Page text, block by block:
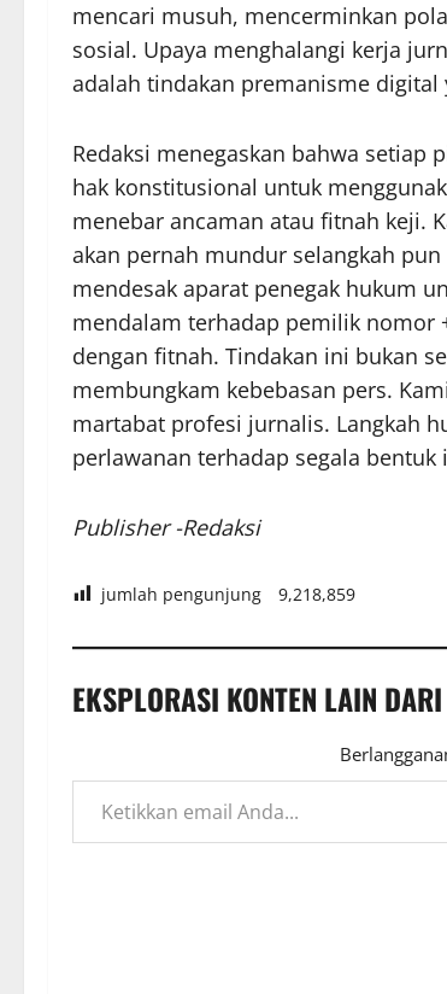
mencari musuh, mencerminkan
sosial. Upaya menghalangi kerja
adalah tindakan premanisme
Redaksi menegaskan bahwa setiap
hak konstitusional untuk
menebar ancaman atau fitnah keji.
akan pernah mundur selangkah
mendesak aparat penegak hukum
mendalam terhadap pemilik nomor
dengan fitnah. Tindakan ini bukan
membungkam kebebasan pers.
martabat profesi jurnalis. Langkah
perlawanan terhadap segala
Publisher -Redaksi
jumlah pengunjung 9,218,859
EKSPLORASI KONTEN LAIN
Ketikkan email Anda...